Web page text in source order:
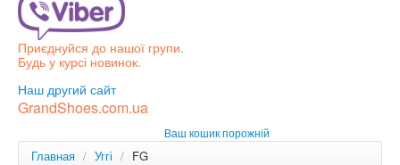
Таблиця розмірів
Вхід для покупця
РОС
Приєднуйся до нашої групи.
Будь у курсі новинок.
Наш другий сайт
GrandShoes.com.ua
Ваш кошик порожній
Главная / Уггі / FG